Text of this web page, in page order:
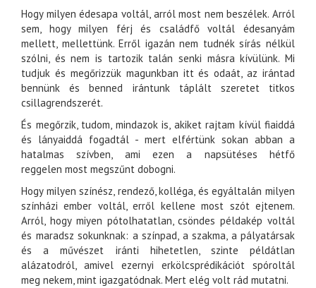
Hogy milyen édesapa voltál, arról most nem beszélek. Arról
sem, hogy milyen férj és családfő voltál édesanyám
mellett, mellettünk. Erről igazán nem tudnék sírás nélkül
szólni, és nem is tartozik talán senki másra kívülünk. Mi
tudjuk és megőrizzük magunkban itt és odaát, az irántad
bennünk és benned irántunk táplált szeretet titkos
csillagrendszerét.
És megőrzik, tudom, mindazok is, akiket rajtam kívül fiaiddá
és lányaiddá fogadtál - mert elfértünk sokan abban a
hatalmas szívben, ami ezen a napsütéses hétfő
reggelen most megszűnt dobogni.
Hogy milyen színész, rendező, kolléga, és egyáltalán milyen
színházi ember voltál, erről kellene most szót ejtenem.
Arról, hogy miyen pótolhatatlan, csöndes példakép voltál
és maradsz sokunknak: a színpad, a szakma, a pályatársak
és a művészet iránti hihetetlen, szinte példátlan
alázatodról, amivel ezernyi erkölcsprédikációt spóroltál
meg nekem, mint igazgatódnak. Mert elég volt rád mutatni.